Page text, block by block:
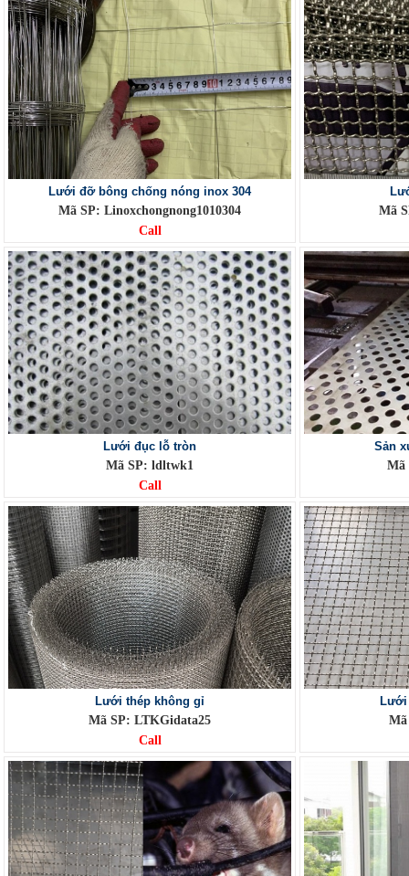
Lưới đỡ bông chống nóng inox 304
Mã SP: Linoxchongnong1010304
Call
Mã
Lưới đục lỗ tròn
Mã SP: ldltwk1
Call
Sản
Mã
Lưới thép không gỉ
Mã SP: LTKGidata25
Call
Mã